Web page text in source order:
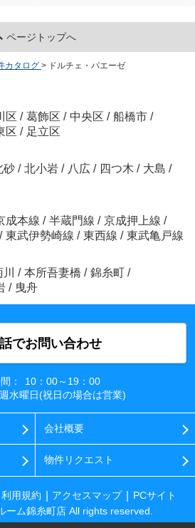
ページトップへ
カタログ > ドルチェ・パエーゼ
区 / 葛飾区 / 中央区 / 船橋市 /
区 / 足立区
砂 / 北小岩 / 八広 / 四つ木 / 大島 /
成本線 / 半蔵門線 / 京成押上線 /
/ 東武伊勢崎線 / 東西線 / 東武亀戸線
/ 本所吾妻橋 / 錦糸町 /
/ 曳舟
でお問い合わせ
：
10：00～19：00
水曜日(祝日の場合は営業)
会社概要
物件リクエスト
利用規約 アクセスマップ
PCサイト
ーム錦糸町店 All rights reserved.